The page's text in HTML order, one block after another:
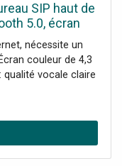
SIP haut de
5.0, écran
idéal pour les
nécessite un
couleur de 4,3
qualité vocale claire
via PoE
TEE, Linux 6.1,
d'extension